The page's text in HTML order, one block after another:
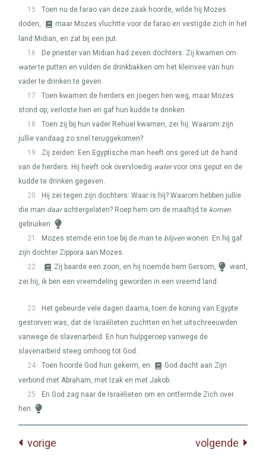
15
Toen nu de farao van deze zaak hoorde, wilde hij Mozes
doden,
maar Mozes vluchtte voor de farao en vestigde zich in het
land Midian, en zat bij een put.
16
De priester van Midian had zeven dochters. Zij kwamen om
waterte putten en vulden de drinkbakken om het kleinvee van hun
vader te drinken te geven.
17
Toen kwamen de herders en joegen hen weg, maar Mozes
stond op, verloste hen en gaf hun kudde te drinken.
18
Toen zij bij hun vader Rehuel kwamen, zei hij: Waarom zijn
jullie vandaag zo snel teruggekomen?
19
Zij zeiden: Een Egyptische man heeft ons gered uit de hand
van de herders. Hij heeft ook overvloedig watervoor ons geput en de
kudde te drinken gegeven.
20
Hij zei tegen zijn dochters: Waar is hij? Waarom hebben jullie
die man daarachtergelaten? Roep hem om de maaltijd te komen
gebruiken.
21
Mozes stemde erin toe bij de man te blijven wonen. En hij gaf
zijn dochter Zippora aan Mozes.
22
Zij baarde een zoon, en hij noemde hem Gersom,
want,
zei hij, ik ben een vreemdeling geworden in een vreemd land.
23
Het gebeurde vele dagen daarna, toen de koning van Egypte
gestorven was, dat de Israëlieten zuchtten en het uitschreeuwden
vanwege de slavenarbeid. En hun hulpgeroep vanwege de
slavenarbeid steeg omhoog tot God.
24
Toen hoorde God hun gekerm, en
God dacht aan Zijn
verbond met Abraham, met Izak en met Jakob.
25
En God zag naar de Israëlieten om en ontfermde Zich over
hen.
vorige volgende